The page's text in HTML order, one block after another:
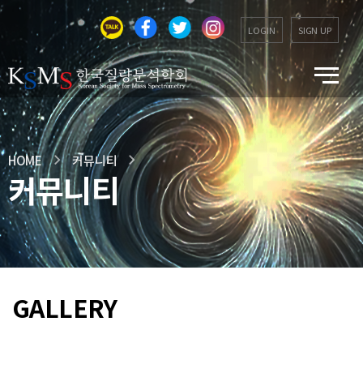
LOGIN SIGN UP
HOME 커뮤니티
커뮤니티
GALLERY